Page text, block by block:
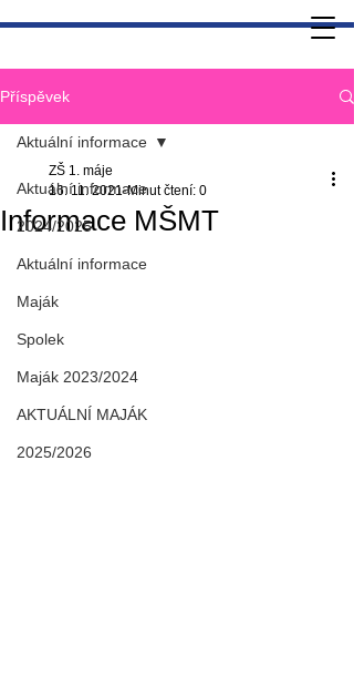
Příspěvek
Aktuální informace
2024/2025
Aktuální informace
Maják
Spolek
Maják 2023/2024
AKTUÁLNÍ MAJÁK
2025/2026
Aktuální informace
Informace MŠMT
ZŠ 1. máje
16. 11. 2021 Minut čtení: 0